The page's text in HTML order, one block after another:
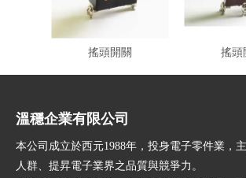
搖頭開關 搖頭
溫穩企業有限公司
本公司成立於西元1988年，投身電子零件業，
人群、提昇電子業界之品質與競爭力。